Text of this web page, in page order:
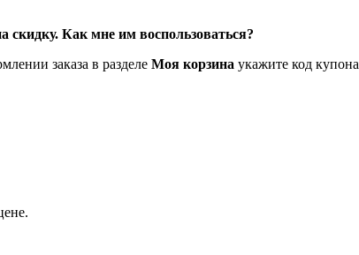
скидку. Как мне им воспользоваться?
заказа в разделе Моя корзина укажите код